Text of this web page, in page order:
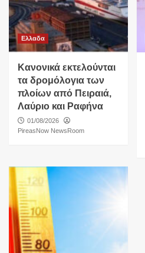
Ελλαδα
Κανονικά εκτελούνται
τα δρομόλογια των
πλοίων από Πειραιά,
Λαύριο και Ραφήνα
01/08/2026
PireasNow NewsRoom